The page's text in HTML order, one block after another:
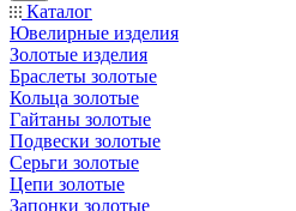
Каталог
Ювелирные изделия
Золотые изделия
Браслеты золотые
Кольца золотые
Гайтаны золотые
Подвески золотые
Серьги золотые
Цепи золотые
Запонки золотые